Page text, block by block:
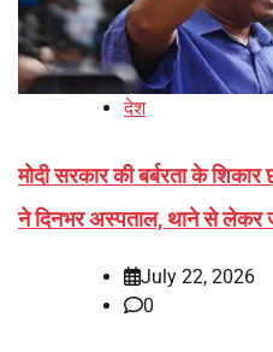
देश
मोदी सरकार की बर्बरता के
ने दिनभर अस्पताल, थाने से लेकर
July 22, 2026
0